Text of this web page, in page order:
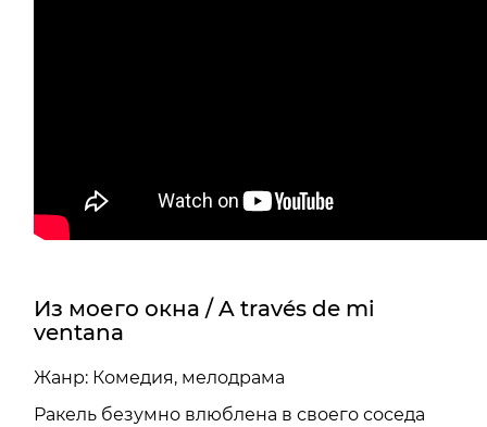
Из моего окна / A través de mi
ventana
Жанр: Комедия, мелодрама
Ракель безумно влюблена в своего соседа